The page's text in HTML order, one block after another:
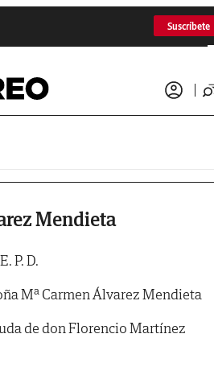
Suscríbete
Mendieta
P. D.
Mª Carmen Álvarez Mendieta
de don Florencio Martínez